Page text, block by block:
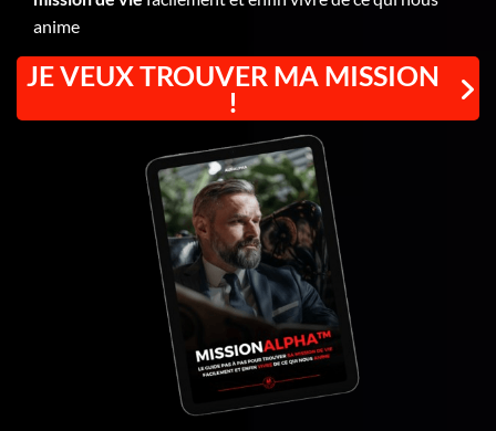
anime
JE VEUX TROUVER MA MISSION
!